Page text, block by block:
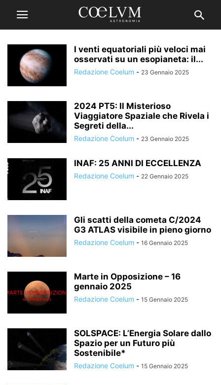
I venti equatoriali più veloci mai
osservati su un esopianeta: il...
Redazione Coelum - 23 Gennaio 2025
2024 PT5: Il Misterioso
Viaggiatore Spaziale che Rivela i
Segreti della...
Redazione Coelum - 23 Gennaio 2025
INAF: 25 ANNI DI ECCELLENZA
Redazione Coelum - 22 Gennaio 2025
Gli scatti della cometa C/2024
G3 ATLAS visibile in pieno giorno
Redazione Coelum - 16 Gennaio 2025
Marte in Opposizione – 16
gennaio 2025
Redazione Coelum - 15 Gennaio 2025
SOLSPACE: L’Energia Solare dallo
Spazio per un Futuro più
Sostenibile*
Redazione Coelum - 15 Gennaio 2025